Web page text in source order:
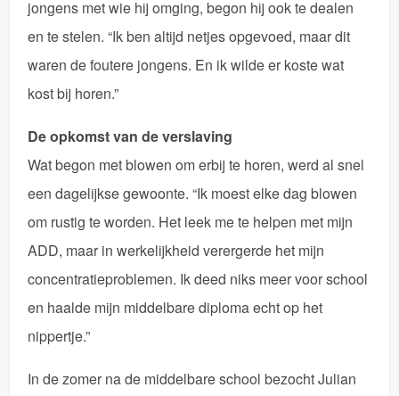
jongens met wie hij omging, begon hij ook te dealen
en te stelen. “Ik ben altijd netjes opgevoed, maar dit
waren de foutere jongens. En ik wilde er koste wat
kost bij horen.”
De opkomst van de verslaving
Wat begon met blowen om erbij te horen, werd al snel
een dagelijkse gewoonte. “Ik moest elke dag blowen
om rustig te worden. Het leek me te helpen met mijn
ADD, maar in werkelijkheid verergerde het mijn
concentratieproblemen. Ik deed niks meer voor school
en haalde mijn middelbare diploma echt op het
nippertje.”
In de zomer na de middelbare school bezocht Julian